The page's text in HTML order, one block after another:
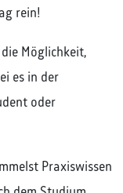
rein!
Möglichkeit,
es in der
oder
Praxiswissen